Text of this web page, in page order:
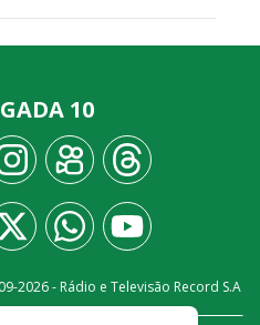
10
2026- Rádio e Televisão Record S.A